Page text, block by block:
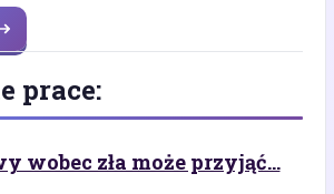
prace:
wobec zła może przyjąć...